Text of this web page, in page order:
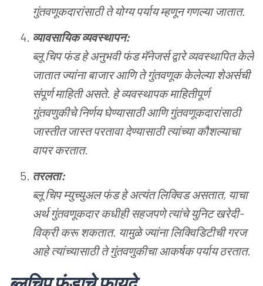
गुंतवणूकदारांसाठी ते योग्य पर्याय म्हणून गणल्या जातात.
व्यावसायिक व्यवस्थापन:
ब्लू चिप फंड हे अनुभवी फंड मॅनेजर्स द्वारे व्यवस्थापित केले
जातात ज्यांना बाजार आणि ते गुंतवणूक केलेल्या शेअर्सची
संपूर्ण माहिती असते. हे व्यवस्थापक माहितीपूर्ण
गुंतवणुकीचे निर्णय घेण्यासाठी आणि गुंतवणूकदारांसाठी
जास्तीत जास्त परतावा देण्यासाठी त्यांच्या कौशल्याचा
वापर करतात.
तरलता:
ब्लू चिप म्युच्युअल फंड हे अत्यंत लिक्विड असतात, याचा
अर्थ गुंतवणूकदार कधीही सहजपणे त्यांचे युनिट खरेदी-
विक्री करू शकतात. यामुळे ज्यांना लिक्विडिटीची गरज
आहे त्यांच्यासाठी ते गुंतवणुकीचा आकर्षक पर्याय ठरतात.